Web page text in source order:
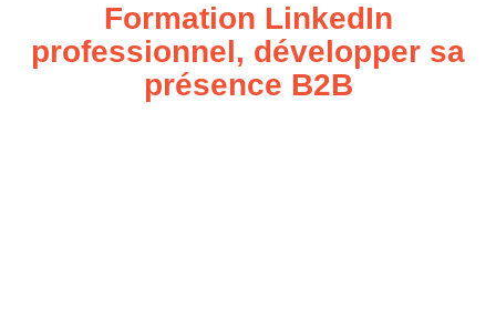
Formation LinkedIn
professionnel, développer sa
présence B2B